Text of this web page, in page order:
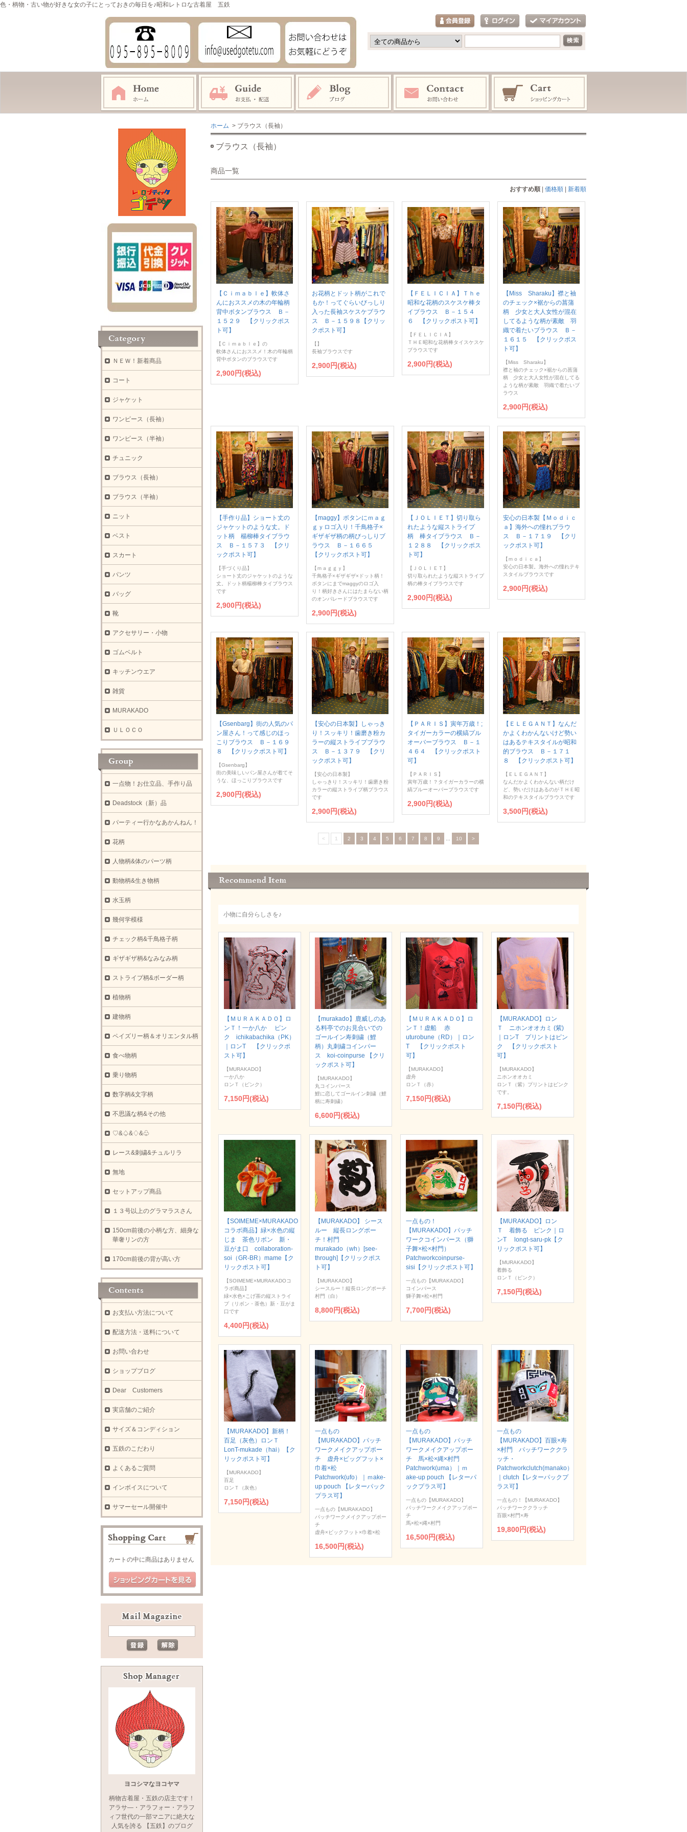
色・柄物・古い物が好きな女の子にとっておきの毎日を♪昭和レトロな古着屋 五鉄
ホーム > ブラウス（長袖）
ブラウス（長袖）
商品一覧
おすすめ順 価格順 新着順
【Ｃｉｍａｂｌｅ】軟体さ
んにおススメの木の年輪柄
背中ボタンブラウス Ｂ－
１５２９ 【クリックポス
ト可】
【Ｃｉｍａｂｌｅ】の
軟体さんにおススメ！木の年輪柄
背中ボタンのブラウスです
2,900円(税込)
お花柄とドット柄がこれで
もか！ってぐらいびっしり
入った長袖スケスケブラウ
ス Ｂ－１５９８【クリッ
クポスト可】
【】
長袖ブラウスです
2,900円(税込)
【ＦＥＬＩＣＩＡ】Ｔｈｅ
昭和な花柄のスケスケ棒タ
イブラウス Ｂ－１５４
６ 【クリックポスト可】
【ＦＥＬＩＣＩＡ】
ＴＨＥ昭和な花柄棒タイスケスケ
ブラウスです
2,900円(税込)
【Miss Sharaku】襟と袖
のチェック×裾からの菖蒲
柄 少女と大人女性が混在
してるような柄が素敵 羽
織で着たいブラウス Ｂ－
１６１５ 【クリックポス
ト可】
【Miss Sharaku】
襟と袖のチェック×裾からの菖蒲
柄 少女と大人女性が混在してる
ような柄が素敵 羽織で着たいブ
ラウス
2,900円(税込)
【手作り品】ショート丈の
ジャケットのような丈。ド
ット柄 楊柳棒タイブラウ
ス Ｂ－１５７３ 【クリ
ックポスト可】
【手づくり品】
ショート丈のジャケットのような
丈。ドット柄楊柳棒タイブラウス
です
2,900円(税込)
【maggy】ボタンにｍａｇ
ｇｙロゴ入り！千鳥格子×
ギザギザ柄の柄びっしりブ
ラウス Ｂ－１６６５
【クリックポスト可】
【ｍａｇｇｙ】
千鳥格子×ギザギザ×ドット柄！
ボタンにまでmaggyのロゴ入
り！柄好きさんにはたまらない柄
のオンパレードブラウスです
2,900円(税込)
【ＪＯＬＩＥＴ】切り取ら
れたような縦ストライプ
柄 棒タイブラウス Ｂ－
１２８８ 【クリックポス
ト可】
【ＪＯＬＩＥＴ】
切り取られたような縦ストライプ
柄の棒タイブラウスです
2,900円(税込)
安心の日本製【Ｍｏｄｉｃ
ａ】海外への憧れブラウ
ス Ｂ－１７１９ 【クリ
ックポスト可】
【ｍｏｄｉｃａ】
安心の日本製。海外への憧れテキ
スタイルブラウスです
2,900円(税込)
【Gsenbarg】街の人気のパ
ン屋さん！って感じのほっ
こりブラウス Ｂ－１６９
８ 【クリックポスト可】
【Gsenbarg】
街の美味しいパン屋さんが着てそ
うな、ほっこりブラウスです
2,900円(税込)
【安心の日本製】しゃっき
り！スッキリ！歯磨き粉カ
ラーの縦ストライプブラウ
ス Ｂ－１３７９ 【クリ
ックポスト可】
【安心の日本製】
しゃっきり！スッキリ！歯磨き粉
カラーの縦ストライプ柄ブラウス
です
2,900円(税込)
【ＰＡＲＩＳ】寅年万歳！;
タイガーカラーの横縞プル
オーバーブラウス Ｂ－１
４６４ 【クリックポスト
可】
【ＰＡＲＩＳ】
寅年万歳！？タイガーカラーの横
縞プルーオーバーブラウスです
2,900円(税込)
【ＥＬＥＧＡＮＴ】なんだ
かよくわかんないけど勢い
はあるテキスタイルが昭和
的ブラウス Ｂ－１７１
８ 【クリックポスト可】
【ＥＬＥＧＡＮＴ】
なんだかよくわかんない柄だけ
ど、勢いだけはあるのがＴＨＥ昭
和のテキスタイルブラウスです
3,500円(税込)
< 1 2 3 4 5 6 7 8 9 10 >
小物に自分らしさを♪
【ＭＵＲＡＫＡＤＯ】ロ
ンＴ！一か八か ピン
ク ichikabachika（PK）
｜ロンT 【クリックポ
スト可】
【MURAKADO】
一か八か
ロンＴ（ピンク）
7,150円(税込)
【murakado】鹿威しのあ
る料亭でのお見合いでの
ゴールイン寿刺繍（鯉
柄）丸刺繍コインパー
ス koi-coinpurse 【クリ
ックポスト可】
【MURAKADO】
丸コインパース
鯉に恋してゴールイン刺繍（鯉
柄に寿刺繍）
6,600円(税込)
【ＭＵＲＡＫＡＤＯ】ロ
ンＴ！虚船 赤
uturobune（RD）｜ロン
T 【クリックポスト
可】
【MURAKADO】
虚舟
ロンＴ（赤）
7,150円(税込)
【MURAKADO】ロン
Ｔ ニホンオオカミ (紫)
｜ロンT プリントはピン
ク 【クリックポスト
可】
【MURAKADO】
ニホンオオカミ
ロンＴ（紫）プリントはピンク
です。
7,150円(税込)
【SOIMEME×MURAKADO
コラボ商品】緑×水色の縦
じま 茶色リボン 新・
豆がま口 collaboration-
soi（GR-BR）mame【ク
リックポスト可】
【SOIMEME×MURAKADOコ
ラボ商品】
緑×水色×こげ茶の縦ストライ
プ（リボン・茶色）新・豆がま
口です
4,400円(税込)
【MURAKADO】 シース
ルー 縦長ロングポー
チ！村門
murakado（wh）[see-
through]【クリックポス
ト可】
【MURAKADO】
シースルー！縦長ロングポーチ
村門（白）
8,800円(税込)
一点もの！
【MURAKADO】パッチ
ワークコインパース（獅
子舞×松×村門）
Patchworkcoinpurse-
sisi【クリックポスト可】
一点もの【MURAKADO】
コインパース
獅子舞×松×村門
7,700円(税込)
【MURAKADO】ロン
Ｔ 着飾る ピンク｜ロ
ンT longt-saru-pk【ク
リックポスト可】
【MURAKADO】
着飾る
ロンＴ（ピンク）
7,150円(税込)
【MURAKADO】新柄！
百足（灰色）ロンＴ
LonT-mukade（hai）【ク
リックポスト可】
【MURAKADO】
百足
ロンＴ（灰色）
7,150円(税込)
一点もの
【MURAKADO】パッチ
ワークメイクアップポー
チ 虚舟×ビッグフット×
巾着×松
Patchwork(ufo）｜ｍake-
up pouch 【レターパック
プラス可】
一点もの【MURAKADO】
パッチワークメイクアップポー
チ
虚舟×ビックフット×巾着×松
16,500円(税込)
一点もの
【MURAKADO】パッチ
ワークメイクアップポー
チ 馬×松×縄×村門
Patchwork(uma）｜ｍ
ake-up pouch 【レターパ
ックプラス可】
一点もの【MURAKADO】
パッチワークメイクアップポー
チ
馬×松×縄×村門
16,500円(税込)
一点もの
【MURAKADO】百眼×寿
×村門 パッチワーククラ
ッチ・
Patchworkclutch(manako）
｜clutch【レターパックプ
ラス可】
一点もの！【MURAKADO】
パッチワーククラッチ
百眼×村門×寿
19,800円(税込)
ＮＥＷ！新着商品
コート
ジャケット
ワンピース（長袖）
ワンピース（半袖）
チュニック
ブラウス（長袖）
ブラウス（半袖）
ニット
ベスト
スカート
パンツ
バッグ
靴
アクセサリー・小物
ゴムベルト
キッチンウエア
雑貨
MURAKADO
ＵＬＯＣＯ
一点物！お仕立品、手作り品
Deadstock（新）品
パーティー行かなあかんねん！
花柄
人物柄&体のパーツ柄
動物柄&生き物柄
水玉柄
幾何学模様
チェック柄&千鳥格子柄
ギザギザ柄&なみなみ柄
ストライプ柄&ボーダー柄
植物柄
建物柄
ペイズリー柄＆オリエンタル柄
食べ物柄
乗り物柄
数字柄&文字柄
不思議な柄&その他
♡&♤&♢&♧
レース&刺繍&チュルリラ
無地
セットアップ商品
１３号以上のグラマラスさん
150cm前後の小柄な方、細身な
華奢リンの方
170cm前後の背が高い方
お支払い方法について
配送方法・送料について
お問い合わせ
ショップブログ
Dear Customers
実店舗のご紹介
サイズ＆コンディション
五鉄のこだわり
よくあるご質問
インボイスについて
サマーセール開催中
カートの中に商品はありません
ヨコシマなヨコヤマ
柄物古着屋・五鉄の店主です！
アラサ―・アラフォー・アラフ
ィフ世代の一部マニアに絶大な
人気を誇る 【五鉄】のブログ